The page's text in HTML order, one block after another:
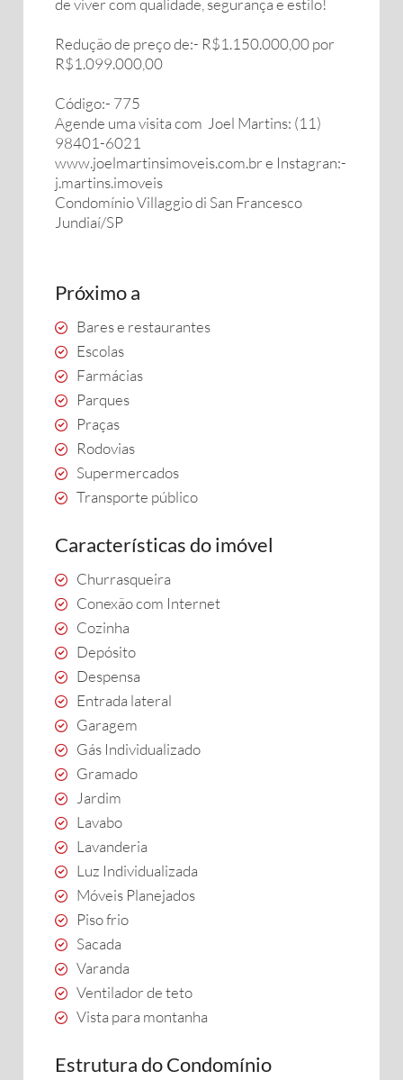
de viver com qualidade, segurança e estilo!
Redução de preço de:- R$1.150.000,00 por
R$1.099.000,00
Código:- 775
Agende uma visita com Joel Martins: (11)
98401-6021
www.joelmartinsimoveis.com.br e Instagran:-
j.martins.imoveis
Condomínio Villaggio di San Francesco
Jundiaí/SP
Próximo a
Bares e restaurantes
Escolas
Farmácias
Parques
Praças
Rodovias
Supermercados
Transporte público
Características do imóvel
Churrasqueira
Conexão com Internet
Cozinha
Depósito
Despensa
Entrada lateral
Garagem
Gás Individualizado
Gramado
Jardim
Lavabo
Lavanderia
Luz Individualizada
Móveis Planejados
Piso frio
Sacada
Varanda
Ventilador de teto
Vista para montanha
Estrutura do Condomínio